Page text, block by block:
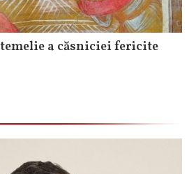
a căsniciei fericite